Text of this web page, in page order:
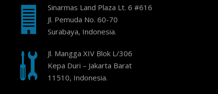
Sinarmas Land Plaza Lt. 6 #616
Jl. Pemuda No. 60-70
Surabaya, Indonesia.
Jl. Mangga XIV Blok L/306
Kepa Duri – Jakarta Barat
11510, Indonesia.